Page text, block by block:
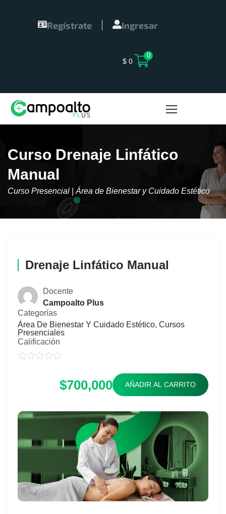
Regístrate Ingresar
$ 0
0
Curso Drenaje Linfático
Manual
Curso Presencial | Área de Bienestar y Cuidado Estético
Drenaje Linfático Manual
Docente
Campoalto Plus
Categorías
Área De Bienestar Y Cuidado Estético, Cursos
Presenciales
Calificación
$700,000 AÑADIR AL CARRITO